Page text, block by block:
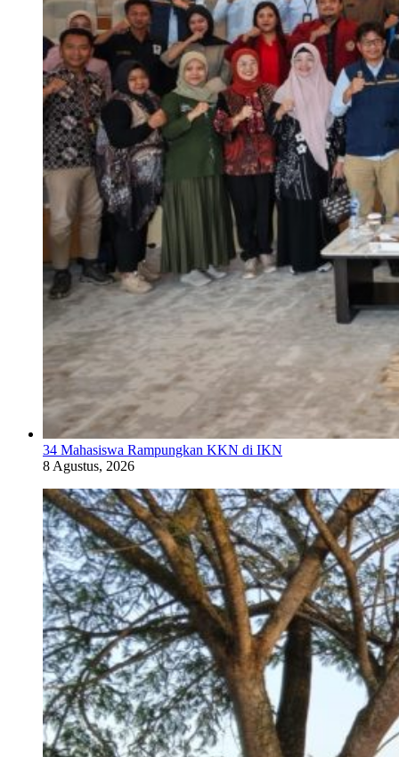
34 Mahasiswa Rampungkan KKN di IKN
8 Agustus, 2026